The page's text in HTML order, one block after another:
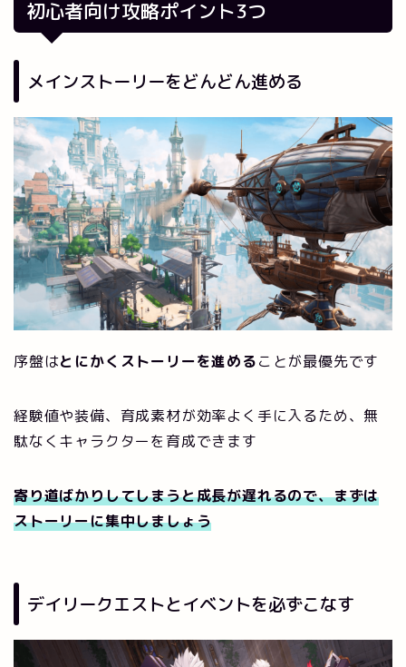
初心者向け攻略ポイント3つ
メインストーリーをどんどん進める
序盤はとにかくストーリーを進めることが最優先です
経験値や装備、育成素材が効率よく手に入るため、無
駄なくキャラクターを育成できます
寄り道ばかりしてしまうと成長が遅れるので、まずは
ストーリーに集中しましょう
デイリークエストとイベントを必ずこなす